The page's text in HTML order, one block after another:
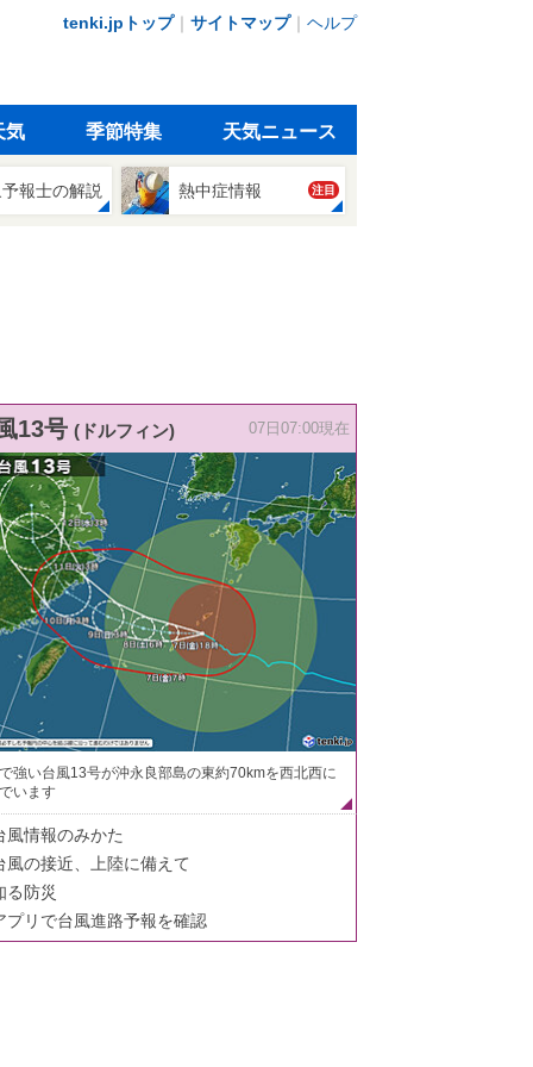
tenki.jpトップ｜ サイトマップ｜ ヘルプ
気 季節特集 天気ニュース
報士の解説 熱中症情報 注目
13号 (ドルフィン) 07日07:00現在
強い台風13号が沖永良部島の東約70kmを西北西に
います
風情報のみかた
風の接近、上陸に備えて
る防災
プリで台風進路予報を確認